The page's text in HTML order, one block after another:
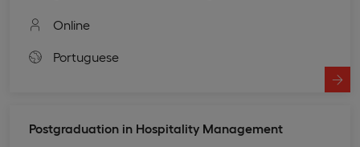
Online
Portuguese
Postgraduation in Hospitality Management